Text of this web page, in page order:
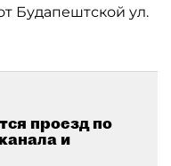
Будапештской ул.
проезд по
и